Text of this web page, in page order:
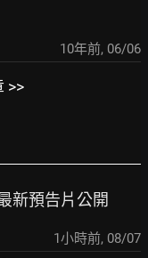
10年前, 06/06
>>
新預告片公開
1小時前, 08/07